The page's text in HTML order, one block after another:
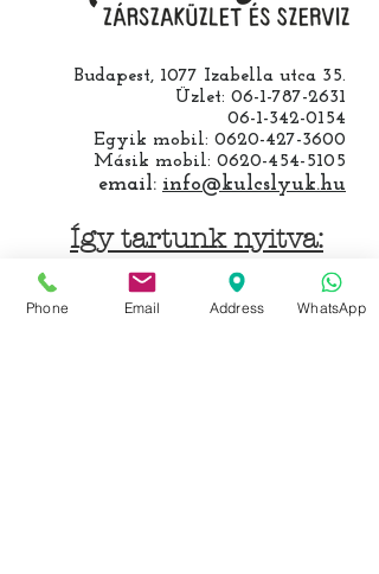
Budapest, 1077 Izabella utca 35.
Üzlet: 06-1-787-2631
06-1-342-0154
Egyik mobil: 0620-427-3600
Másik mobil: 0620-454-5105
email: info@kulcslyuk.hu
Így tartunk nyitva:
Hétfőtől péntekig:
Phone Email Address WhatsApp